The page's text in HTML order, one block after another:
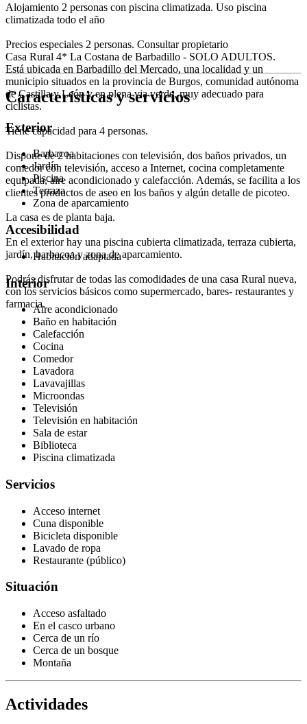
Alojamiento 2 personas con piscina climatizada. Uso piscina
climatizada todo el año
Precios especiales 2 personas. Consultar propietario
Casa Rural 4* La Costana de Barbadillo - SOLO ADULTOS.
Está ubicada en Barbadillo del Mercado, una localidad y un
municipio​ situados en la provincia de Burgos, comunidad autónoma
de Castilla y León y en plena via verde, muy adecuado para
ciclistas.
Tiene capacidad para 4 personas.
Dispone de 2 habitaciones con televisión, dos baños privados, un
comedor con televisión, acceso a Internet, cocina completamente
equipada, aire acondicionado y calefacción. Además, se facilita a los
clientes productos de aseo en los baños y algún detalle de picoteo.
La casa es de planta baja.
En el exterior hay una piscina cubierta climatizada, terraza cubierta,
jardín, barbacoa y zona de aparcamiento.
Podrás disfrutar de todas las comodidades de una casa Rural nueva,
con los servicios básicos como supermercado, bares- restaurantes y
farmacia.
Características y servicios
Exterior
Barbacoa
Jardín
Piscina
Terraza
Zona de aparcamiento
Accesibilidad
Habitación adaptada
Interior
Aire acondicionado
Baño en habitación
Calefacción
Cocina
Comedor
Lavadora
Lavavajillas
Microondas
Televisión
Televisión en habitación
Sala de estar
Biblioteca
Piscina climatizada
Servicios
Acceso internet
Cuna disponible
Bicicleta disponible
Lavado de ropa
Restaurante (público)
Situación
Acceso asfaltado
En el casco urbano
Cerca de un río
Cerca de un bosque
Montaña
Actividades